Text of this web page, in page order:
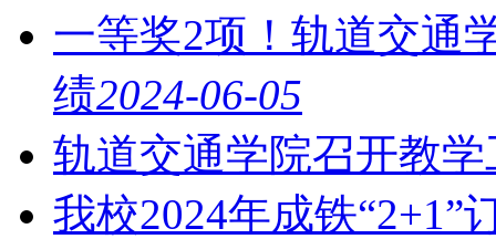
一等奖2项！轨道交通
绩2024-06-05
轨道交通学院召开教
我校2024年成铁“2+1”